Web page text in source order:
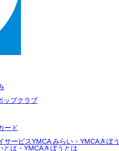
ップクラブ
ード
サービスYMCA みらい・YMCAきぼう
とは・YMCAきぼうとは